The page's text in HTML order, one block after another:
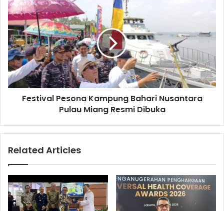
Festival Pesona Kampung Bahari Nusantara
Pulau Miang Resmi Dibuka
Related Articles